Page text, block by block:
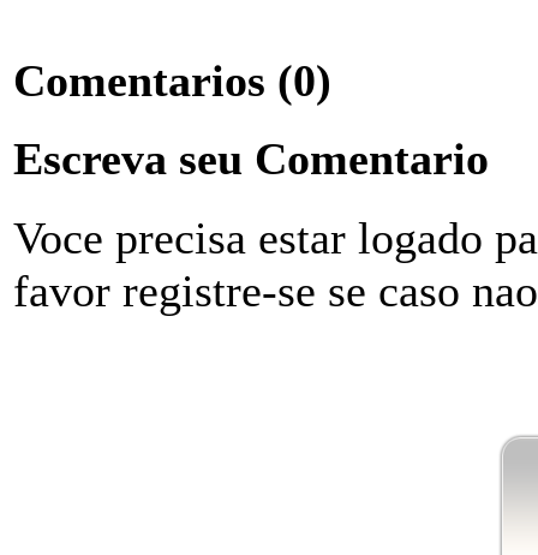
Comentarios (0)
Escreva seu Comentario
Voce precisa estar logado
favor registre-se se caso